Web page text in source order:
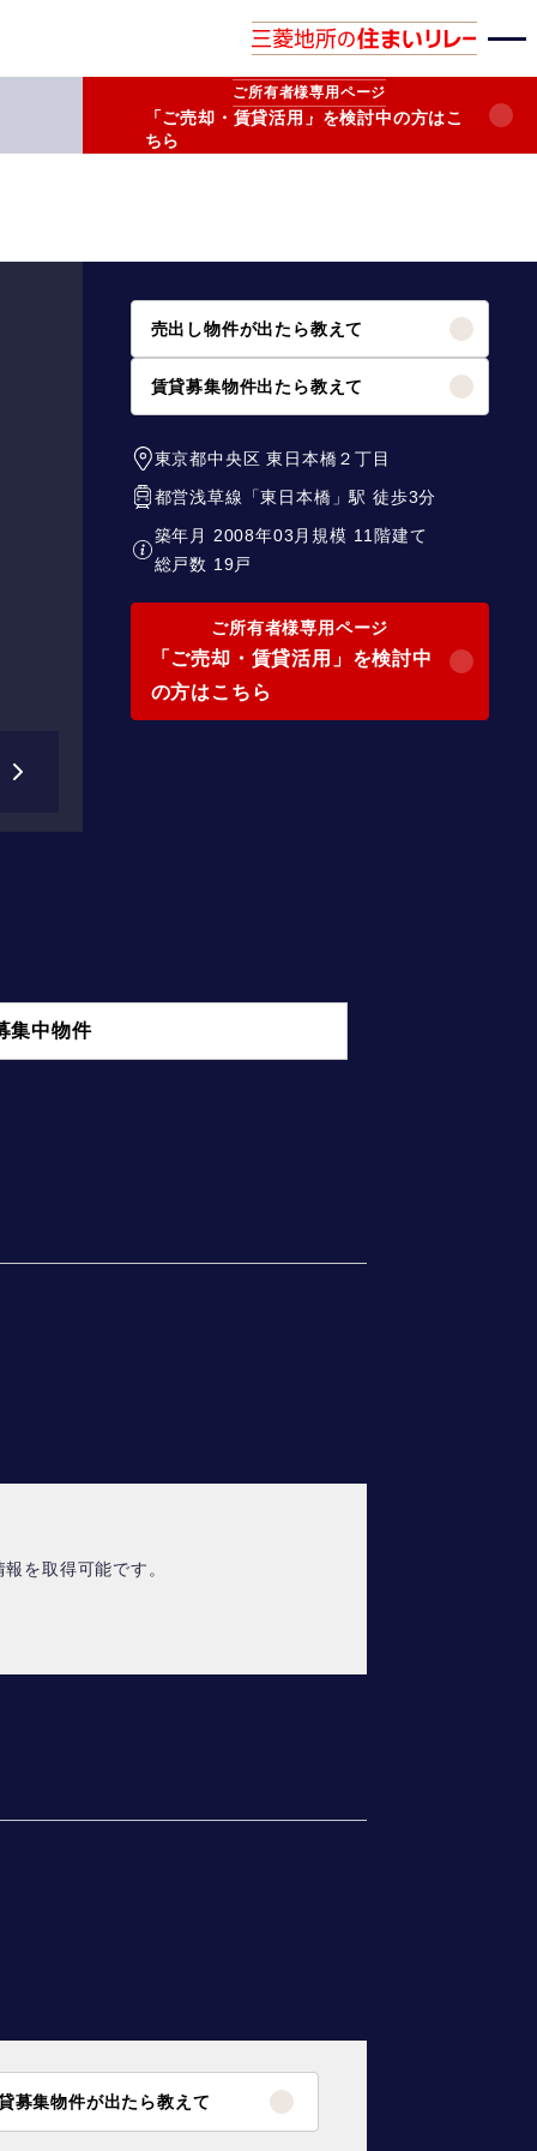
ご所有者様専用ページ
「ご売却・賃貸活用」を検討中の方はこ
ちら
売出し物件が出たら教えて
賃貸募集物件出たら教えて
東京都中央区 東日本橋２丁目
都営浅草線 「東日本橋 」駅 徒歩3分
築年月 2008年03月規模 11階建て
総戸数 19戸
ご所有者様専用ページ
「ご売却・賃貸活用」を検討中
の方はこちら
集中物件
を取得可能です。
募集物件が出たら教えて